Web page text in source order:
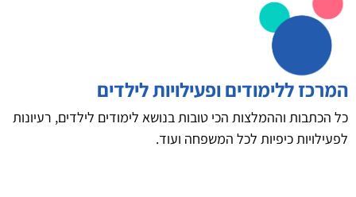
המרכז ללימודים ופעילויות לילדים
כל הכתבות וההמלצות הכי טובות בנושא לימודים לילדים, רעיונות
לפעילויות כיפיות לכל המשפחה ועוד.